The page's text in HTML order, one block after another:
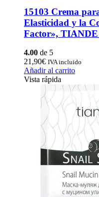
15103 Crema
Elasticidad y la
Factor», TIANDE
4.00 de 5
21,90€ IVA incluido
Añadir al carrito
Vista rápida